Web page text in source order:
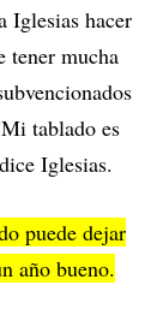
Iglesias hacer
tener mucha
tablado es
Iglesias.
puede dejar
año bueno.